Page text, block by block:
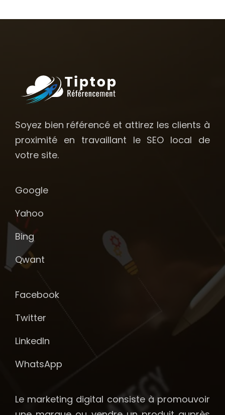
Soyez bien référencé et attirez les clients à
proximité en travaillant le SEO local de
votre site.
Google
Yahoo
Bing
Qwant
Facebook
Twitter
LinkedIn
WhatsApp
Le marketing digital consiste à promouvoir